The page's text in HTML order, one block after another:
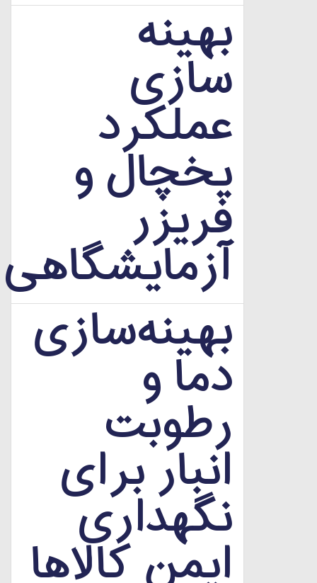
بهینه
سازی
عملکرد
یخچال و
فریزر
آزمایشگاهی
بهینه‌سازی
دما و
رطوبت
انبار برای
نگهداری